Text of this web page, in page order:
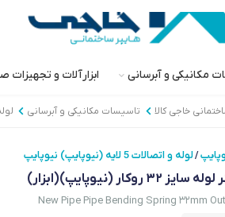
مکانیکی و آبرسانی ابزارآلات و تجهیزات
خاجی‌ کالا تاسیسات مکانیکی و آبرسانی
/لوله و اتصالات 5 لایه (نیوپایپ) نیوپایپ
سایز 32 روکار (نیوپایپ)(ابزار)
New Pipe Pipe Bending Spring 32mm